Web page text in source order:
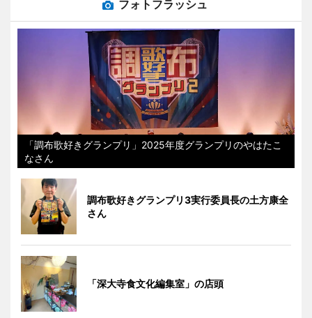
フォトフラッシュ
「調布歌好きグランプリ」2025年度グランプリのやはたこ
なさん
調布歌好きグランプリ3実行委員長の土方康全
さん
「深大寺食文化編集室」の店頭